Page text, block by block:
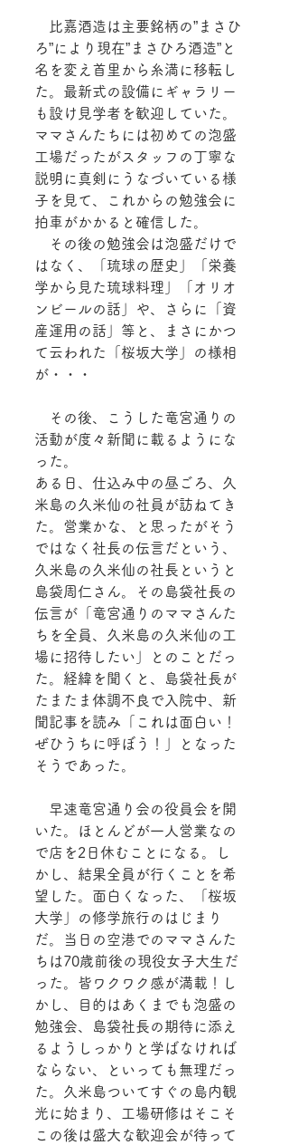
比嘉酒造は主要銘柄の”まさひ
ろ”により現在”まさひろ酒造”と
名を変え首里から糸満に移転し
た。最新式の設備にギャラリー
も設け見学者を歓迎していた。
ママさんたちには初めての泡盛
工場だったがスタッフの丁寧な
説明に真剣にうなづいている様
子を見て、これからの勉強会に
拍車がかかると確信した。
その後の勉強会は泡盛だけで
はなく、「琉球の歴史」「栄養
学から見た琉球料理」「オリオ
ンビールの話」や、さらに「資
産運用の話」等と、まさにかつ
て云われた「桜坂大学」の様相
が・・・
その後、こうした竜宮通りの
活動が度々新聞に載るようにな
った。
ある日、仕込み中の昼ごろ、久
米島の久米仙の社員が訪ねてき
た。営業かな、と思ったがそう
ではなく社長の伝言だという、
久米島の久米仙の社長というと
島袋周仁さん。その島袋社長の
伝言が「竜宮通りのママさんた
ちを全員、久米島の久米仙の工
場に招待したい」とのことだっ
た。経緯を聞くと、島袋社長が
たまたま体調不良で入院中、新
聞記事を読み「これは面白い！
ぜひうちに呼ぼう！」となった
そうであった。
早速竜宮通り会の役員会を開
いた。ほとんどが一人営業なの
で店を2日休むことになる。し
かし、結果全員が行くことを希
望した。面白くなった、「桜坂
大学」の修学旅行のはじまり
だ。当日の空港でのママさんた
ちは70歳前後の現役女子大生だ
った。皆ワクワク感が満載！し
かし、目的はあくまでも泡盛の
勉強会、島袋社長の期待に添え
るようしっかりと学ばなければ
ならない、といっても無理だっ
た。久米島ついてすぐの島内観
光に始まり、工場研修はそこそ
この後は盛大な歓迎会が待って